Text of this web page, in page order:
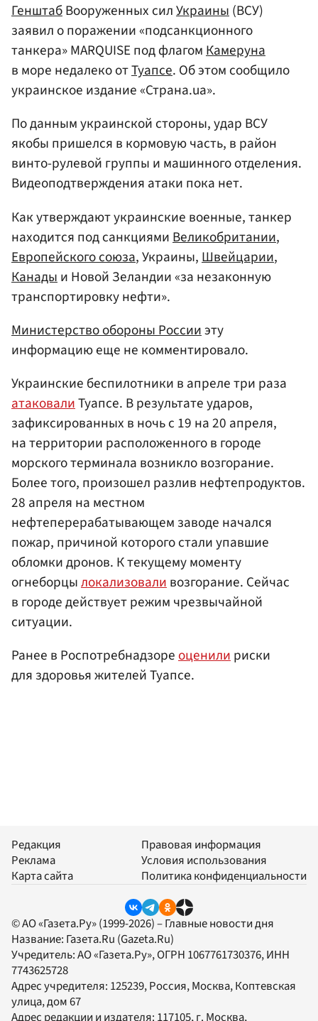
ГенштабВооруженных силУкраины(ВСУ)
заявил о поражении «подсанкционного
танкера» MARQUISE под флагомКамеруна
в море недалеко отТуапсе. Об этом сообщило
украинское издание «Страна.ua».
По данным украинской стороны, удар ВСУ
якобы пришелся в кормовую часть, в район
винто-рулевой группы и машинного отделения.
Видеоподтверждения атаки пока нет.
Как утверждают украинские военные, танкер
находится под санкциями Великобритании,
Европейского союза, Украины, Швейцарии,
Канады и Новой Зеландии «за незаконную
транспортировку нефти».
Министерство обороны Россииэту
информацию еще не комментировало.
Украинские беспилотники в апреле три раза
атаковалиТуапсе. В результате ударов,
зафиксированных в ночь с 19 на 20 апреля,
на территории расположенного в городе
морского терминала возникло возгорание.
Более того, произошел разлив нефтепродуктов.
28 апреля на местном
нефтеперерабатывающем заводе начался
пожар, причиной которого стали упавшие
обломки дронов. К текущему моменту
огнеборцылокализоваливозгорание. Сейчас
в городе действует режим чрезвычайной
ситуации.
Ранее в Роспотребнадзореоценилириски
для здоровья жителей Туапсе.
Редакция
Реклама
Карта сайта
Правовая информация
Условия использования
Политика конфиденциальности
© АО «Газета.Ру» (1999-2026) – Главные новости дня
Название: Газета.Ru (Gazeta.Ru)
Учредитель:АО «Газета.Ру», ОГРН 1067761730376, ИНН
7743625728
Адрес учредителя: 125239, Россия, Москва, Коптевская
улица, дом 67
Адрес редакции и издателя: 117105, г. Москва,